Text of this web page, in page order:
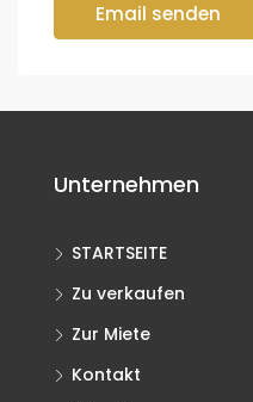
Email senden
Unternehmen
STARTSEITE
Zu verkaufen
Zur Miete
Kontakt